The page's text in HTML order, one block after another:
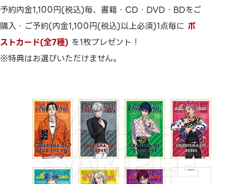
予約内金1,100円(税込)毎、書籍・CD・DVD・BDをご
購入・ご予約(内金1,100円(税込)以上必須)1点毎に ポ
ストカード(全7種) を1枚プレゼント！
※特典はお選びいただけません。